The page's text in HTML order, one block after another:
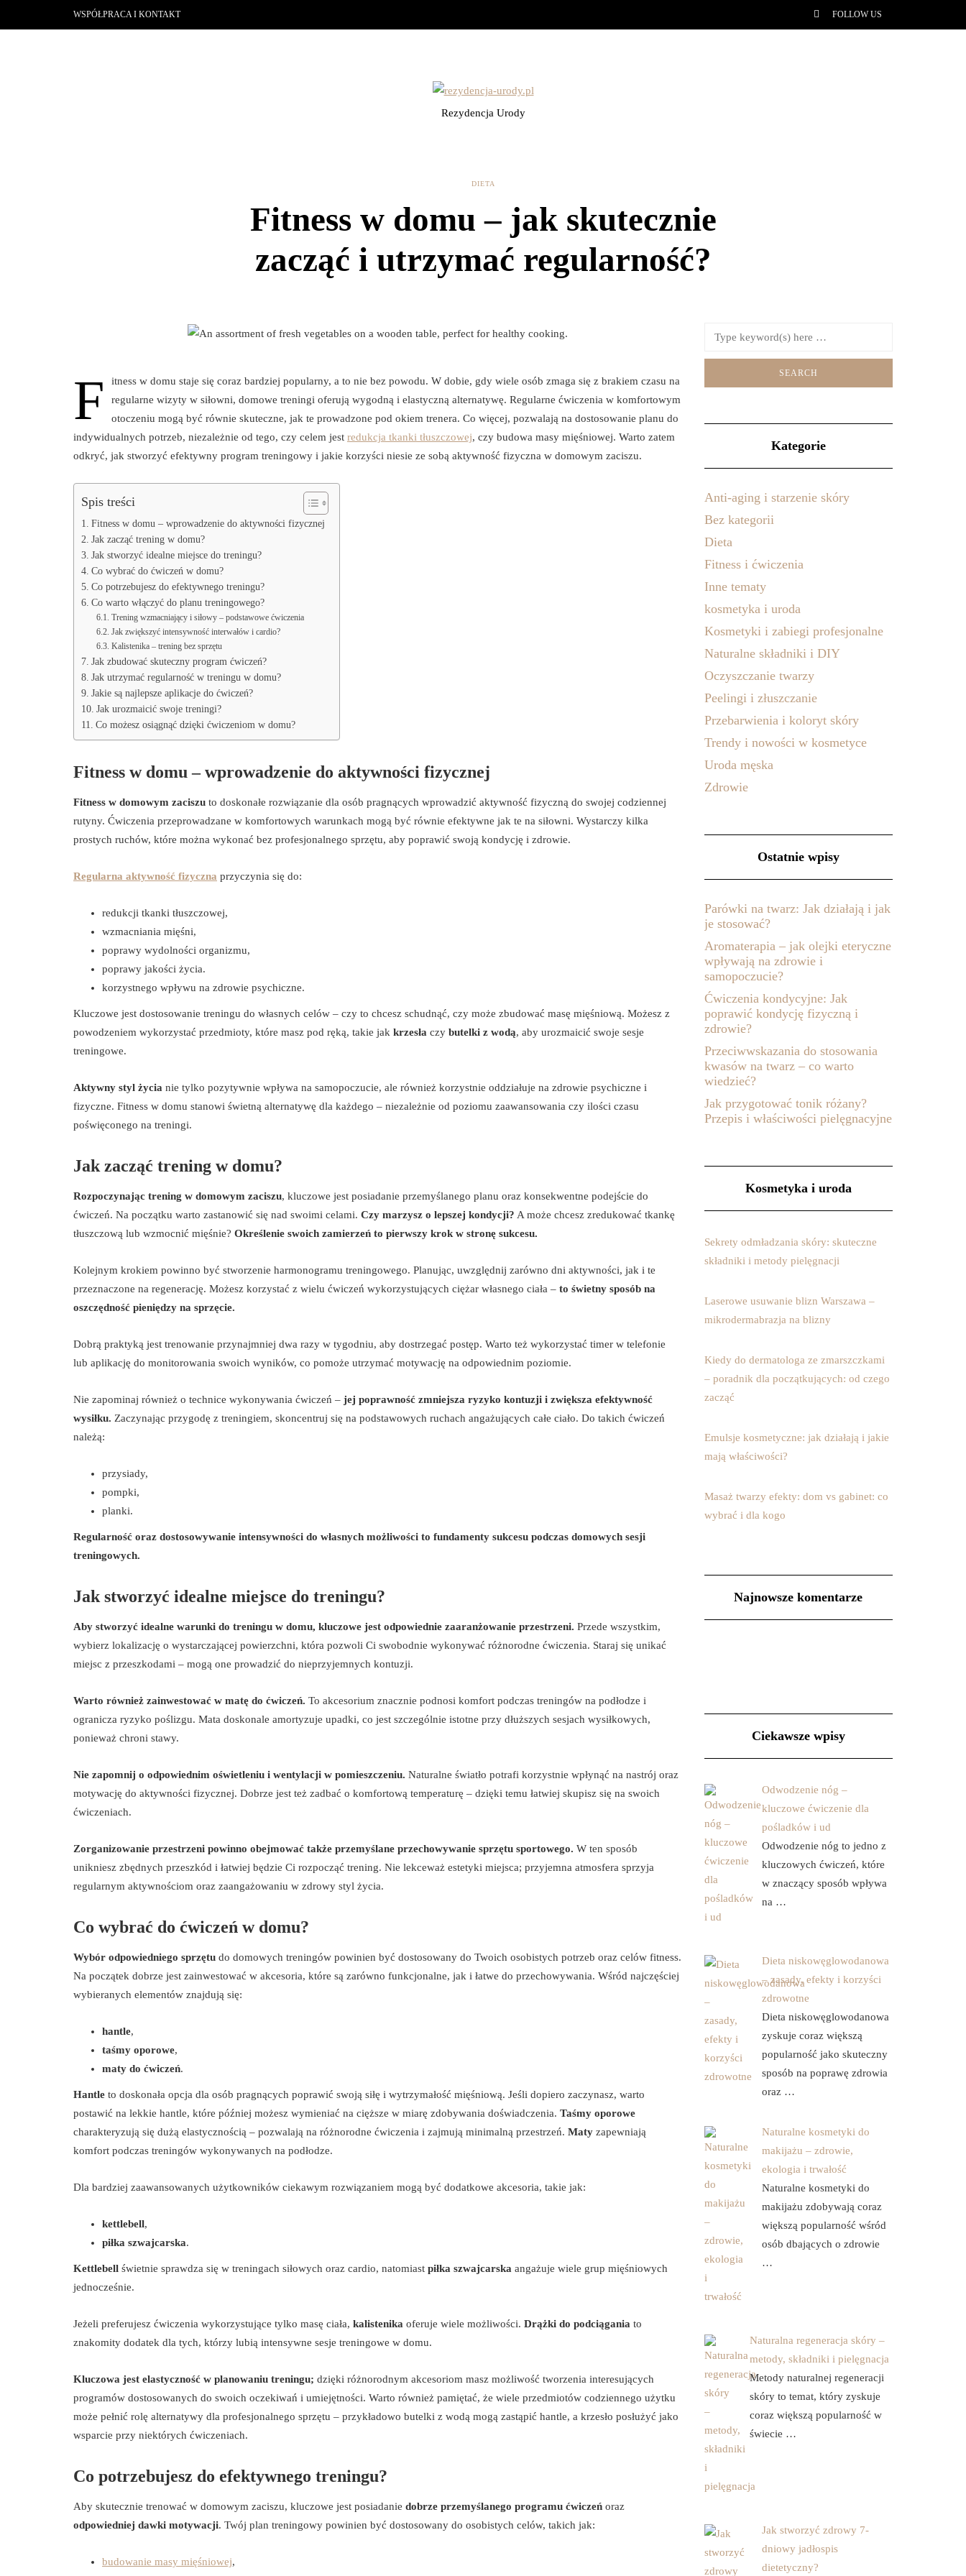
WSPÓŁPRACA I KONTAKT FOLLOW US
Rezydencja Urody
DIETA
Fitness w domu – jak skutecznie
zacząć i utrzymać regularność?
F
itness w domu staje się coraz bardziej popularny, a to nie bez powodu. W dobie, gdy wiele osób zmaga się z brakiem czasu na
regularne wizyty w siłowni, domowe treningi oferują wygodną i elastyczną alternatywę. Regularne ćwiczenia w komfortowym
otoczeniu mogą być równie skuteczne, jak te prowadzone pod okiem trenera. Co więcej, pozwalają na dostosowanie planu do
indywidualnych potrzeb, niezależnie od tego, czy celem jest redukcja tkanki tłuszczowej, czy budowa masy mięśniowej. Warto zatem
odkryć, jak stworzyć efektywny program treningowy i jakie korzyści niesie ze sobą aktywność fizyczna w domowym zaciszu.
Spis treści
Fitness w domu – wprowadzenie do aktywności fizycznej
Jak zacząć trening w domu?
Jak stworzyć idealne miejsce do treningu?
Co wybrać do ćwiczeń w domu?
Co potrzebujesz do efektywnego treningu?
Co warto włączyć do planu treningowego?
Trening wzmacniający i siłowy – podstawowe ćwiczenia
Jak zwiększyć intensywność interwałów i cardio?
Kalistenika – trening bez sprzętu
Jak zbudować skuteczny program ćwiczeń?
Jak utrzymać regularność w treningu w domu?
Jakie są najlepsze aplikacje do ćwiczeń?
Jak urozmaicić swoje treningi?
Co możesz osiągnąć dzięki ćwiczeniom w domu?
Fitness w domu – wprowadzenie do aktywności fizycznej
Fitness w domowym zaciszu to doskonałe rozwiązanie dla osób pragnących wprowadzić aktywność fizyczną do swojej codziennej
rutyny. Ćwiczenia przeprowadzane w komfortowych warunkach mogą być równie efektywne jak te na siłowni. Wystarczy kilka
prostych ruchów, które można wykonać bez profesjonalnego sprzętu, aby poprawić swoją kondycję i zdrowie.
Regularna aktywność fizyczna przyczynia się do:
redukcji tkanki tłuszczowej,
wzmacniania mięśni,
poprawy wydolności organizmu,
poprawy jakości życia.
korzystnego wpływu na zdrowie psychiczne.
Kluczowe jest dostosowanie treningu do własnych celów – czy to chcesz schudnąć, czy może zbudować masę mięśniową. Możesz z
powodzeniem wykorzystać przedmioty, które masz pod ręką, takie jak krzesła czy butelki z wodą, aby urozmaicić swoje sesje
treningowe.
Aktywny styl życia nie tylko pozytywnie wpływa na samopoczucie, ale również korzystnie oddziałuje na zdrowie psychiczne i
fizyczne. Fitness w domu stanowi świetną alternatywę dla każdego – niezależnie od poziomu zaawansowania czy ilości czasu
poświęconego na treningi.
Jak zacząć trening w domu?
Rozpoczynając trening w domowym zaciszu, kluczowe jest posiadanie przemyślanego planu oraz konsekwentne podejście do
ćwiczeń. Na początku warto zastanowić się nad swoimi celami. Czy marzysz o lepszej kondycji? A może chcesz zredukować tkankę
tłuszczową lub wzmocnić mięśnie? Określenie swoich zamierzeń to pierwszy krok w stronę sukcesu.
Kolejnym krokiem powinno być stworzenie harmonogramu treningowego. Planując, uwzględnij zarówno dni aktywności, jak i te
przeznaczone na regenerację. Możesz korzystać z wielu ćwiczeń wykorzystujących ciężar własnego ciała – to świetny sposób na
oszczędność pieniędzy na sprzęcie.
Dobrą praktyką jest trenowanie przynajmniej dwa razy w tygodniu, aby dostrzegać postęp. Warto też wykorzystać timer w telefonie
lub aplikację do monitorowania swoich wyników, co pomoże utrzymać motywację na odpowiednim poziomie.
Nie zapominaj również o technice wykonywania ćwiczeń – jej poprawność zmniejsza ryzyko kontuzji i zwiększa efektywność
wysiłku. Zaczynając przygodę z treningiem, skoncentruj się na podstawowych ruchach angażujących całe ciało. Do takich ćwiczeń
należą:
przysiady,
pompki,
planki.
Regularność oraz dostosowywanie intensywności do własnych możliwości to fundamenty sukcesu podczas domowych sesji
treningowych.
Jak stworzyć idealne miejsce do treningu?
Aby stworzyć idealne warunki do treningu w domu, kluczowe jest odpowiednie zaaranżowanie przestrzeni. Przede wszystkim,
wybierz lokalizację o wystarczającej powierzchni, która pozwoli Ci swobodnie wykonywać różnorodne ćwiczenia. Staraj się unikać
miejsc z przeszkodami – mogą one prowadzić do nieprzyjemnych kontuzji.
Warto również zainwestować w matę do ćwiczeń. To akcesorium znacznie podnosi komfort podczas treningów na podłodze i
ogranicza ryzyko poślizgu. Mata doskonale amortyzuje upadki, co jest szczególnie istotne przy dłuższych sesjach wysiłkowych,
ponieważ chroni stawy.
Nie zapomnij o odpowiednim oświetleniu i wentylacji w pomieszczeniu. Naturalne światło potrafi korzystnie wpłynąć na nastrój oraz
motywację do aktywności fizycznej. Dobrze jest też zadbać o komfortową temperaturę – dzięki temu łatwiej skupisz się na swoich
ćwiczeniach.
Zorganizowanie przestrzeni powinno obejmować także przemyślane przechowywanie sprzętu sportowego. W ten sposób
unikniesz zbędnych przeszkód i łatwiej będzie Ci rozpocząć trening. Nie lekceważ estetyki miejsca; przyjemna atmosfera sprzyja
regularnym aktywnościom oraz zaangażowaniu w zdrowy styl życia.
Co wybrać do ćwiczeń w domu?
Wybór odpowiedniego sprzętu do domowych treningów powinien być dostosowany do Twoich osobistych potrzeb oraz celów fitness.
Na początek dobrze jest zainwestować w akcesoria, które są zarówno funkcjonalne, jak i łatwe do przechowywania. Wśród najczęściej
wybieranych elementów znajdują się:
hantle,
taśmy oporowe,
maty do ćwiczeń.
Hantle to doskonała opcja dla osób pragnących poprawić swoją siłę i wytrzymałość mięśniową. Jeśli dopiero zaczynasz, warto
postawić na lekkie hantle, które później możesz wymieniać na cięższe w miarę zdobywania doświadczenia. Taśmy oporowe
charakteryzują się dużą elastycznością – pozwalają na różnorodne ćwiczenia i zajmują minimalną przestrzeń. Maty zapewniają
komfort podczas treningów wykonywanych na podłodze.
Dla bardziej zaawansowanych użytkowników ciekawym rozwiązaniem mogą być dodatkowe akcesoria, takie jak:
kettlebell,
piłka szwajcarska.
Kettlebell świetnie sprawdza się w treningach siłowych oraz cardio, natomiast piłka szwajcarska angażuje wiele grup mięśniowych
jednocześnie.
Jeżeli preferujesz ćwiczenia wykorzystujące tylko masę ciała, kalistenika oferuje wiele możliwości. Drążki do podciągania to
znakomity dodatek dla tych, którzy lubią intensywne sesje treningowe w domu.
Kluczowa jest elastyczność w planowaniu treningu; dzięki różnorodnym akcesoriom masz możliwość tworzenia interesujących
programów dostosowanych do swoich oczekiwań i umiejętności. Warto również pamiętać, że wiele przedmiotów codziennego użytku
może pełnić rolę alternatywy dla profesjonalnego sprzętu – przykładowo butelki z wodą mogą zastąpić hantle, a krzesło posłużyć jako
wsparcie przy niektórych ćwiczeniach.
Co potrzebujesz do efektywnego treningu?
Aby skutecznie trenować w domowym zaciszu, kluczowe jest posiadanie dobrze przemyślanego programu ćwiczeń oraz
odpowiedniej dawki motywacji. Twój plan treningowy powinien być dostosowany do osobistych celów, takich jak:
budowanie masy mięśniowej,
Kategorie
Anti-aging i starzenie skóry
Bez kategorii
Dieta
Fitness i ćwiczenia
Inne tematy
kosmetyka i uroda
Kosmetyki i zabiegi profesjonalne
Naturalne składniki i DIY
Oczyszczanie twarzy
Peelingi i złuszczanie
Przebarwienia i koloryt skóry
Trendy i nowości w kosmetyce
Uroda męska
Zdrowie
Ostatnie wpisy
Parówki na twarz: Jak działają i jak
je stosować?
Aromaterapia – jak olejki eteryczne
wpływają na zdrowie i
samopoczucie?
Ćwiczenia kondycyjne: Jak
poprawić kondycję fizyczną i
zdrowie?
Przeciwwskazania do stosowania
kwasów na twarz – co warto
wiedzieć?
Jak przygotować tonik różany?
Przepis i właściwości pielęgnacyjne
Kosmetyka i uroda
Sekrety odmładzania skóry: skuteczne
składniki i metody pielęgnacji
Laserowe usuwanie blizn Warszawa –
mikrodermabrazja na blizny
Kiedy do dermatologa ze zmarszczkami
– poradnik dla początkujących: od czego
zacząć
Emulsje kosmetyczne: jak działają i jakie
mają właściwości?
Masaż twarzy efekty: dom vs gabinet: co
wybrać i dla kogo
Najnowsze komentarze
Ciekawsze wpisy
Odwodzenie nóg –
kluczowe ćwiczenie dla
pośladków i ud
Odwodzenie nóg to jedno z
kluczowych ćwiczeń, które
w znaczący sposób wpływa
na …
Dieta niskowęglowodanowa
– zasady, efekty i korzyści
zdrowotne
Dieta niskowęglowodanowa
zyskuje coraz większą
popularność jako skuteczny
sposób na poprawę zdrowia
oraz …
Naturalne kosmetyki do
makijażu – zdrowie,
ekologia i trwałość
Naturalne kosmetyki do
makijażu zdobywają coraz
większą popularność wśród
osób dbających o zdrowie
…
Naturalna regeneracja skóry –
metody, składniki i pielęgnacja
Metody naturalnej regeneracji
skóry to temat, który zyskuje
coraz większą popularność w
świecie …
Jak stworzyć zdrowy 7-
dniowy jadłospis
dietetyczny?